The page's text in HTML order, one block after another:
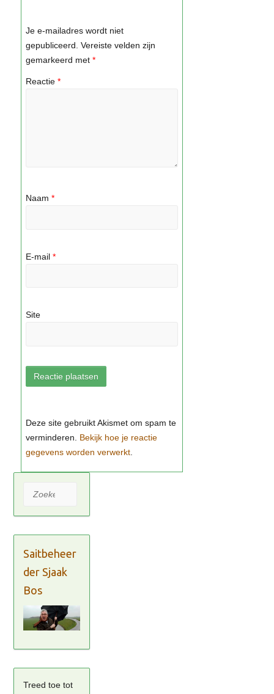
Je e-mailadres wordt niet
gepubliceerd. Vereiste velden zijn
gemarkeerd met *
Reactie *
Naam *
E-mail *
Site
Bekijk hoe je reactie
gegevens worden verwerkt
Zoeken
Saitbeheer
der Sjaak
Bos
Treed toe tot